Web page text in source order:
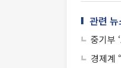
관련 뉴
중기부
경제계